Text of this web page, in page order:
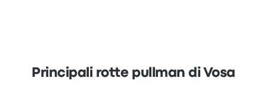
Principali rotte pullman di Vosa